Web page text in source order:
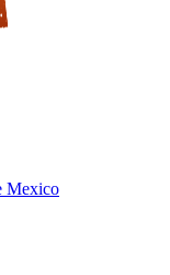
Mexico